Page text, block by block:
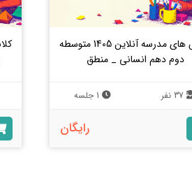
کلاس های مدرسه آنلاین 1405 متوسطه
دوم دهم انسانی _ منطق
37 نفر 1 جلسه
رایگان